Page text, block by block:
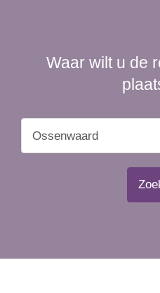
Waar wilt u de